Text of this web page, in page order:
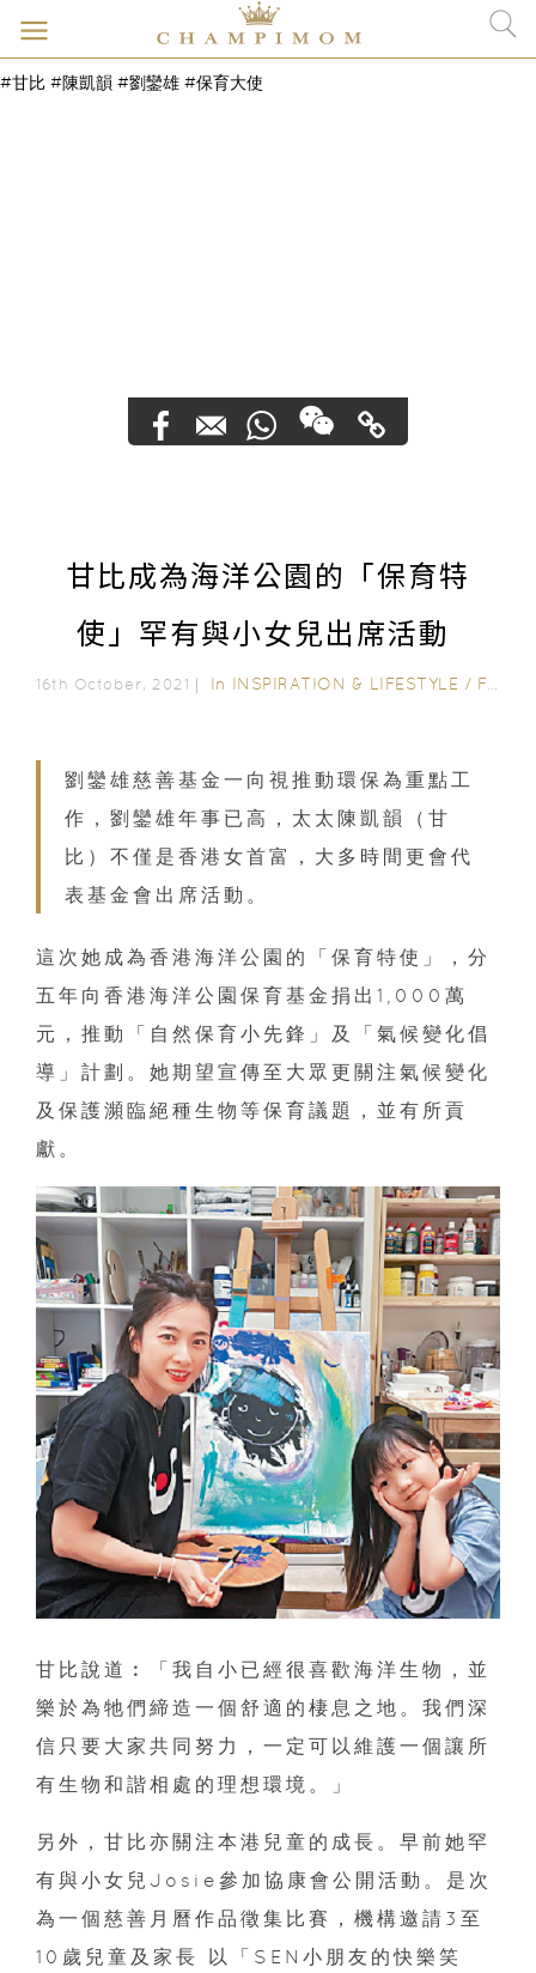
#甘比 #陳凱韻 #劉鑾雄 #保育大使
甘比成為海洋公園的「保育特
使」罕有與小女兒出席活動
16th October, 2021｜ In INSPIRATION & LIFESTYLE / FAMILY FUN
劉鑾雄慈善基金一向視推動環保為重點工
作，劉鑾雄年事已高，太太陳凱韻（甘
比）不僅是香港女首富，大多時間更會代
表基金會出席活動。
這次她成為香港海洋公園的「保育特使」，分
五年向香港海洋公園保育基金捐出1,000萬
元，推動「自然保育小先鋒」及「氣候變化倡
導」計劃。她期望宣傳至大眾更關注氣候變化
及保護瀕臨絕種生物等保育議題，並有所貢
獻。
甘比說道︰「我自小已經很喜歡海洋生物，並
樂於為牠們締造一個舒適的棲息之地。我們深
信只要大家共同努力，一定可以維護一個讓所
有生物和諧相處的理想環境。」
另外，甘比亦關注本港兒童的成長。早前她罕
有與小女兒Josie參加協康會公開活動。是次
為一個慈善月曆作品徵集比賽，機構邀請3至
10歲兒童及家長 以「SEN小朋友的快樂笑